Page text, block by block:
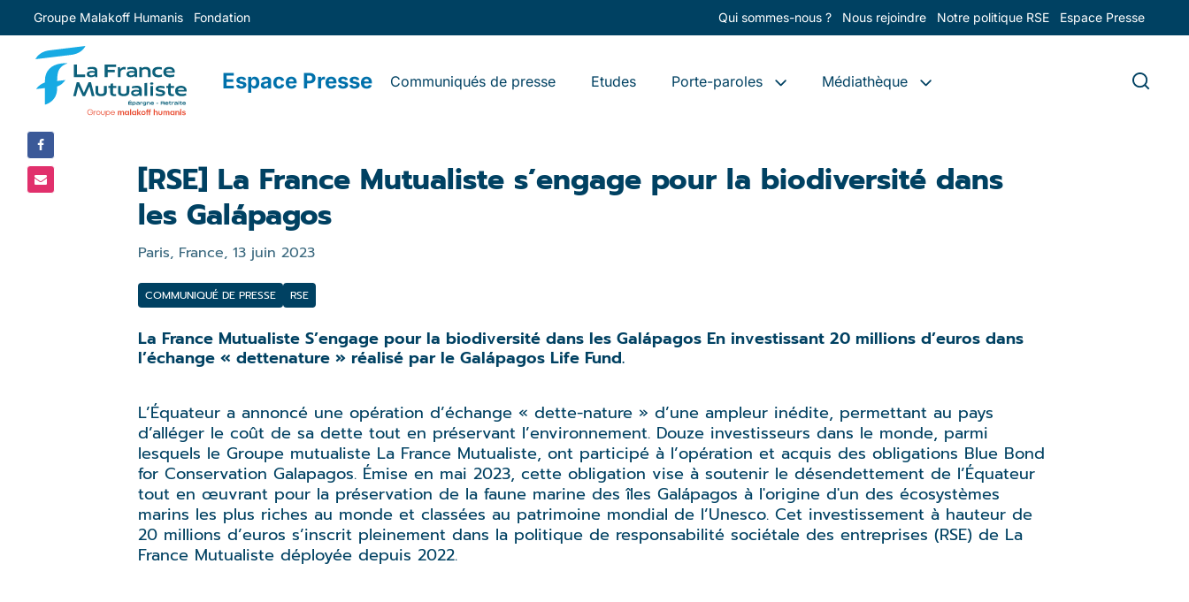
Groupe Malakoff Humanis Fondation Qui sommes-nous ? Nous rejoindre Notre politique RSE Espace Presse
Espace Presse Communiqués de presse Etudes Porte-paroles Médiathèque
[RSE] La France Mutualiste s’engage pour la biodiversité dans
les Galápagos
Paris, France, 13 juin 2023
COMMUNIQUÉ DE PRESSE RSE
La France Mutualiste S’engage pour la biodiversité dans les Galápagos En investissant 20 millions d’euros dans
l’échange « dettenature » réalisé par le Galápagos Life Fund.
L’Équateur a annoncé une opération d’échange « dette-nature » d’une ampleur inédite, permettant au pays
d’alléger le coût de sa dette tout en préservant l’environnement. Douze investisseurs dans le monde, parmi
lesquels le Groupe mutualiste La France Mutualiste, ont participé à l’opération et acquis des obligations Blue Bond
for Conservation Galapagos. Émise en mai 2023, cette obligation vise à soutenir le désendettement de l’Équateur
tout en œuvrant pour la préservation de la faune marine des îles Galápagos à l'origine d'un des écosystèmes
marins les plus riches au monde et classées au patrimoine mondial de l’Unesco. Cet investissement à hauteur de
20 millions d’euros s’inscrit pleinement dans la politique de responsabilité sociétale des entreprises (RSE) de La
France Mutualiste déployée depuis 2022.